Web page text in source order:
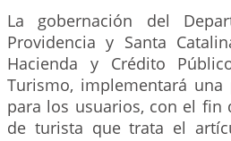
La gobernación del
Providencia y Santa
Hacienda y Crédito
Turismo, implementará
para los usuarios, con el fin
de turista que trata el